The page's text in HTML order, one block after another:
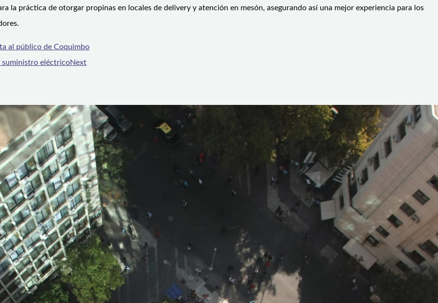
la práctica de otorgar propinas en locales de delivery y atención en mesón, asegurando así una mejor experiencia para los
al público de Coquimbo
suministro eléctricoNext